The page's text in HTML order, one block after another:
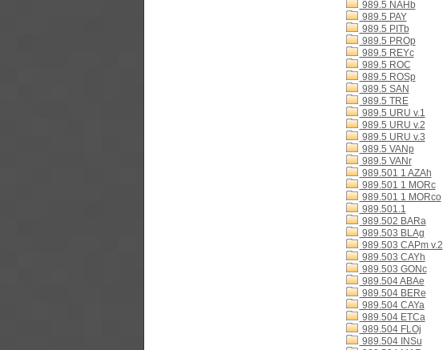
989.5 NAHb
989.5 PAY
989.5 PITb
989.5 PROp
989.5 REYc
989.5 ROC
989.5 ROSp
989.5 SAN
989.5 TRE
989.5 URU v.1
989.5 URU v.2
989.5 URU v.3
989.5 VANp
989.5 VANr
989.501 1 AZAh
989.501 1 MORc
989.501 1 MORco
989.501.1
989.502 BARa
989.503 BLAg
989.503 CAPm v.2
989.503 CAYh
989.503 GONc
989.504 ABAe
989.504 BERe
989.504 CAYa
989.504 ETCa
989.504 FLOj
989.504 INSu